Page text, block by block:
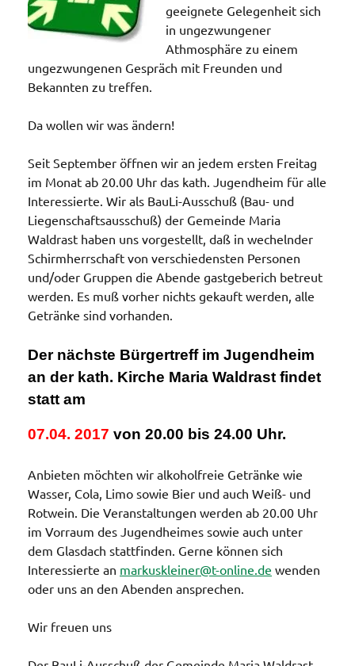
geeignete Gelegenheit sich
in ungezwungener
Athmosphäre zu einem
ungezwungenen Gespräch mit Freunden und
Bekannten zu treffen.
Da wollen wir was ändern!
Seit September öffnen wir an jedem ersten Freitag
im Monat ab 20.00 Uhr das kath. Jugendheim für alle
Interessierte. Wir als BauLi-Ausschuß (Bau- und
Liegenschaftsausschuß) der Gemeinde Maria
Waldrast haben uns vorgestellt, daß in wechelnder
Schirmherrschaft von verschiedensten Personen
und/oder Gruppen die Abende gastgeberich betreut
werden. Es muß vorher nichts gekauft werden, alle
Getränke sind vorhanden.
Der nächste Bürgertreff im Jugendheim
an der kath. Kirche Maria Waldrast findet
statt am
07.04. 2017 von 20.00 bis 24.00 Uhr.
Anbieten möchten wir alkoholfreie Getränke wie
Wasser, Cola, Limo sowie Bier und auch Weiß- und
Rotwein. Die Veranstaltungen werden ab 20.00 Uhr
im Vorraum des Jugendheimes sowie auch unter
dem Glasdach stattfinden. Gerne können sich
Interessierte an markuskleiner@t-online.de wenden
oder uns an den Abenden ansprechen.
Wir freuen uns